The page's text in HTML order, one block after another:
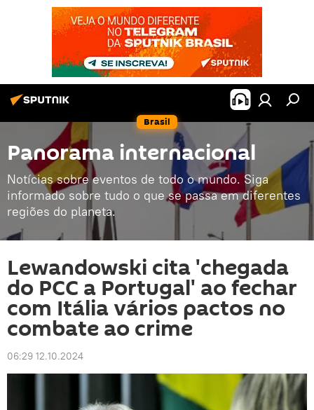
Brasil
Panorama internacional
Notícias sobre eventos de todo o mundo. Siga
informado sobre tudo o que se passa em diferentes
regiões do planeta.
Lewandowski cita 'chegada
do PCC a Portugal' ao fechar
com Itália vários pactos no
combate ao crime
06:29 12.10.2024